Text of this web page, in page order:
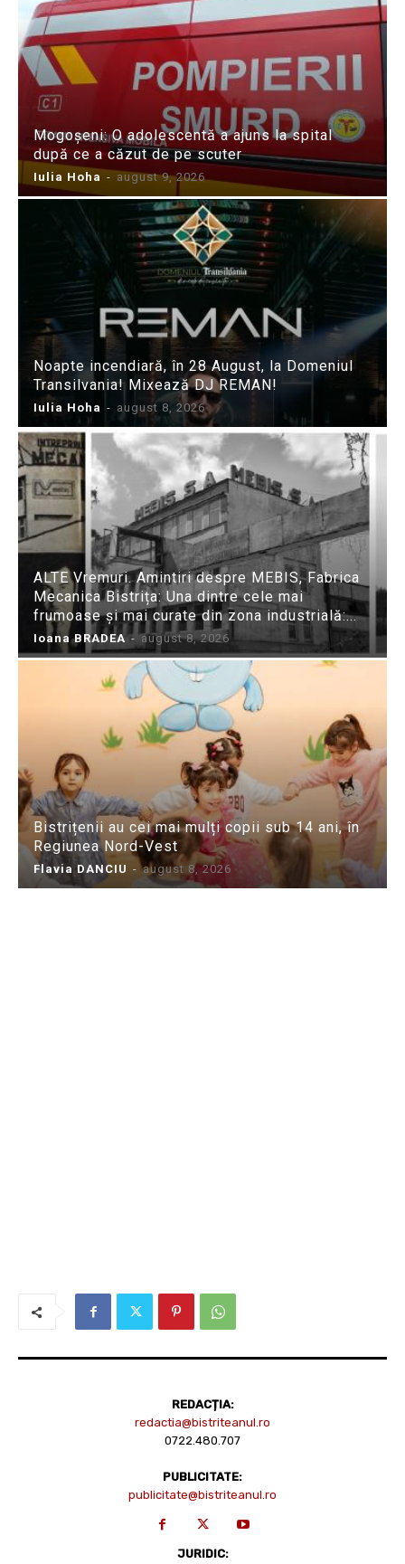
Mogoșeni: O adolescentă a ajuns la spital
după ce a căzut de pe scuter
Iulia Hoha - august 9, 2026
Noapte incendiară, în 28 August, la Domeniul
Transilvania! Mixează DJ REMAN!
Iulia Hoha - august 8, 2026
ALTE Vremuri. Amintiri despre MEBIS, Fabrica
Mecanica Bistrița: Una dintre cele mai
frumoase și mai curate din zona industrială:...
Ioana BRADEA - august 8, 2026
Bistrițenii au cei mai mulți copii sub 14 ani, în
Regiunea Nord-Vest
Flavia DANCIU - august 8, 2026
REDACȚIA:
redactia@bistriteanul.ro
0722.480.707
PUBLICITATE:
publicitate@bistriteanul.ro
JURIDIC: